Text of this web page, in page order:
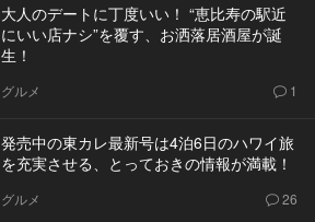
大人のデートに丁度いい！ “恵比寿の駅近
にいい店ナシ”を覆す、お洒落居酒屋が誕
生！
グルメ 1
発売中の東カレ最新号は4泊6日のハワイ旅
を充実させる、とっておきの情報が満載！
グルメ 26